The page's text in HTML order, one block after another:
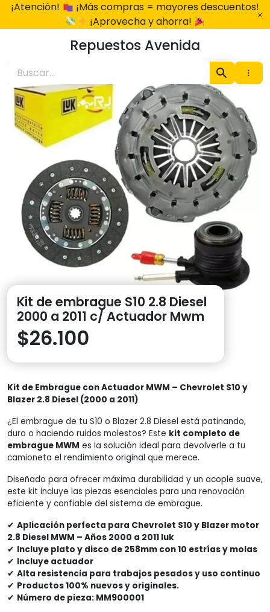
¡Atención!
¡Más compras = mayores descuentos!
¡Aprovecha y ahorra!
Repuestos Avenida
Kit de embrague S10 2.8 Diesel
2000 a 2011 c/ Actuador Mwm
$26.100
Kit de Embrague con Actuador MWM – Chevrolet S10 y
Blazer 2.8 Diesel (2000 a 2011)
¿El embrague de tu S10 o Blazer 2.8 Diesel está patinando,
duro o haciendo ruidos molestos? Este kit completo de
embrague MWM es la solución ideal para devolverle a tu
camioneta el rendimiento original que merece.
Diseñado para ofrecer máxima durabilidad y un acople suave,
este kit incluye las piezas esenciales para una renovación
eficiente y confiable del sistema de embrague.
✔ Aplicación perfecta para Chevrolet S10 y Blazer motor
2.8 Diesel MWM – Años 2000 a 2011 luk
✔ Incluye plato y disco de 258mm con 10 estrías y molas
✔ Incluye actuador
✔ Alta resistencia para trabajos pesados y uso continuo
✔ Productos 100% nuevos y originales.
✔ Número de pieza: MM900001